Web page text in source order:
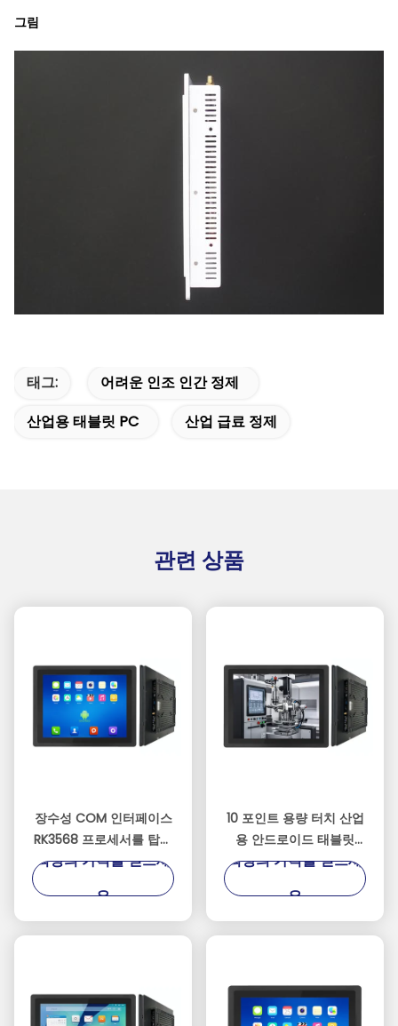
그림
태그:
어려운 인조 인간 정제
산업용 태블릿 PC
산업 급료 정제
관련 상품
장수성 COM 인터페이스
RK3568 프로세서를 탑재
한 내구성 산업용 태블릿
최상의 가격을 얻으세
요
10 포인트 용량 터치 산업
용 안드로이드 태블릿
RK3568 프로세서와 선택
최상의 가격을 얻으세
요